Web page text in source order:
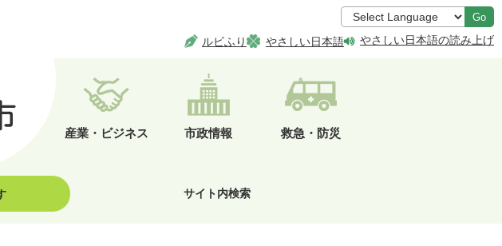
Go
ルビふり やさしい日本語 やさしい日本語の読み上げ
産業・ビジネス 市政情報 救急・防災
サイト内検索